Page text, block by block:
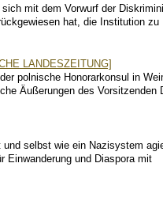
mit dem Vorwurf der
hat, die Institution zu
LANDESZEITUNG]
polnische Honorarkonsul in
Äußerungen des Vorsitzenden
selbst wie ein Nazisystem
Einwanderung und Diaspora mit